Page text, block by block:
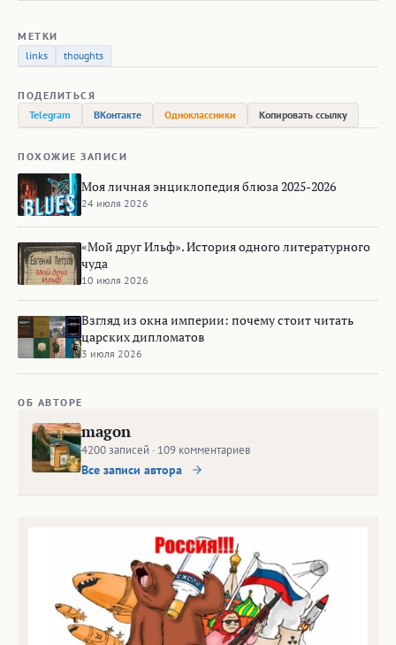
МЕТКИ
links
thoughts
ПОДЕЛИТЬСЯ
Telegram
ВКонтакте Одноклассники Копировать ссылку
ПОХОЖИЕ ЗАПИСИ
Моя личная энциклопедия блюза 2025-2026
24 июля 2026
«Мой друг Ильф». История одного литературного
чуда
10 июля 2026
Взгляд из окна империи: почему стоит читать
царских дипломатов
3 июля 2026
ОБ АВТОРЕ
magon
4200 записей · 109 комментариев
Все записи автора